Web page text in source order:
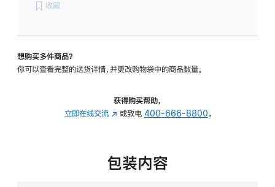
收藏
想购买多件商品？
你可以查看完整的送货详情，并更改购物袋中的商品数量。
获得购买帮助，
立即在线交流 (在
中
或致电 400-666-8800。
包装内容